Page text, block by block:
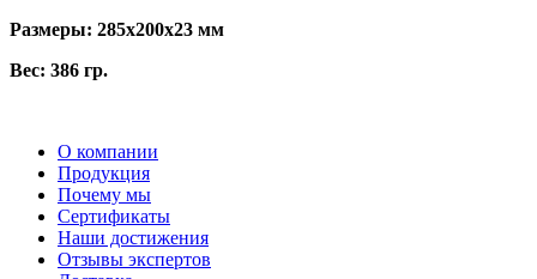
Размеры: 285x200x23 мм
Вес: 386 гр.
О компании
Продукция
Почему мы
Сертификаты
Наши достижения
Отзывы экспертов